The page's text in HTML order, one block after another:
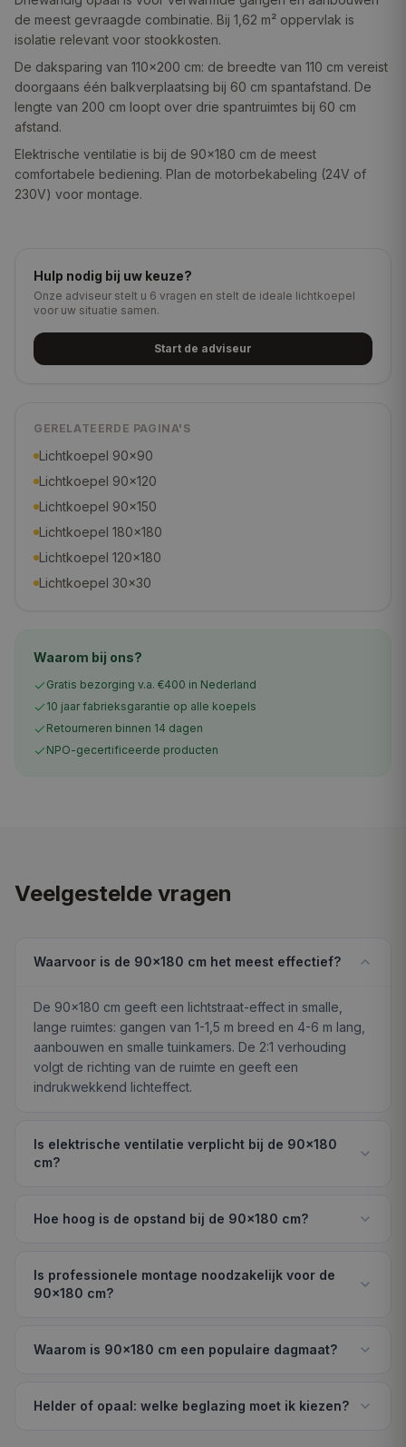
de meest gevraagde combinatie. Bij 1,62 m² oppervlak is
isolatie relevant voor stookkosten.
De daksparing van 110×200 cm: de breedte van 110 cm vereist
doorgaans één balkverplaatsing bij 60 cm spantafstand. De
lengte van 200 cm loopt over drie spantruimtes bij 60 cm
afstand.
Elektrische ventilatie is bij de 90×180 cm de meest
comfortabele bediening. Plan de motorbekabeling (24V of
230V) voor montage.
Hulp nodig bij uw keuze?
Onze adviseur stelt u 6 vragen en stelt de ideale lichtkoepel
voor uw situatie samen.
Start de adviseur
GERELATEERDE PAGINA'S
Lichtkoepel 90×90
Lichtkoepel 90×120
Lichtkoepel 90×150
Lichtkoepel 180×180
Lichtkoepel 120×180
Lichtkoepel 30×30
Waarom bij ons?
Gratis bezorging v.a. €400 in Nederland
10 jaar fabrieksgarantie op alle koepels
Retourneren binnen 14 dagen
NPO-gecertificeerde producten
Veelgestelde vragen
Waarvoor is de 90×180 cm het meest effectief?
De 90×180 cm geeft een lichtstraat-effect in smalle,
lange ruimtes: gangen van 1-1,5 m breed en 4-6 m lang,
aanbouwen en smalle tuinkamers. De 2:1 verhouding
volgt de richting van de ruimte en geeft een
indrukwekkend lichteffect.
Is elektrische ventilatie verplicht bij de 90×180
cm?
Hoe hoog is de opstand bij de 90×180 cm?
Is professionele montage noodzakelijk voor de
90×180 cm?
Waarom is 90×180 cm een populaire dagmaat?
Helder of opaal: welke beglazing moet ik kiezen?